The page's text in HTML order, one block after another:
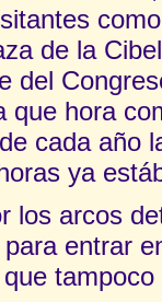
de la
del
que hora
cada año
ya
los arcos
entrar